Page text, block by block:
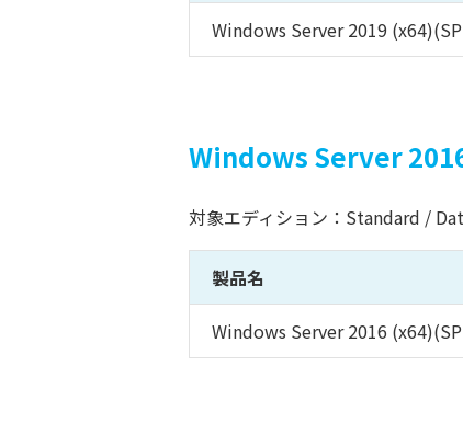
Windows Server 2019
Windows Server
対象エディション：Standard /
製品名
Windows Server 2016